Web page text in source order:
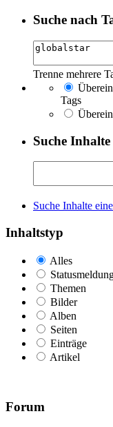
Suche nach
Trenne mehrere
Tags
Suche
Suche Inhalte
Inhaltstyp
Alles
Themen
Bilder
Alben
Seiten
Einträge
Artikel
Forum